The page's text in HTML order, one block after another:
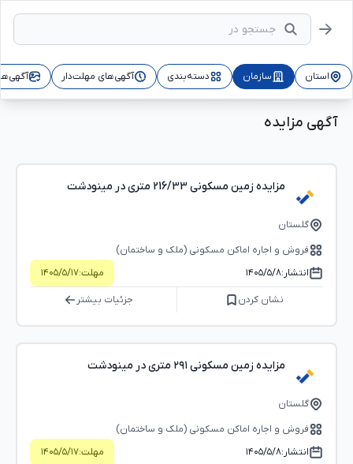
استان سازمان دسته‌بندی آگهی‌های مهلت‌دار
آگهی مزایده
مزایده زمین مسکونی 216/33 متری در مینودشت
گلستان
فروش و اجاره اماکن مسکونی (ملک و ساختمان)
انتشار:۱۴۰۵/۵/۸ مهلت:۱۴۰۵/۵/۱۷
نشان کردن جزئیات بیشتر
مزایده زمین مسکونی ۲۹۱ متری در مینودشت
گلستان
فروش و اجاره اماکن مسکونی (ملک و ساختمان)
انتشار:۱۴۰۵/۵/۸ مهلت:۱۴۰۵/۵/۱۷